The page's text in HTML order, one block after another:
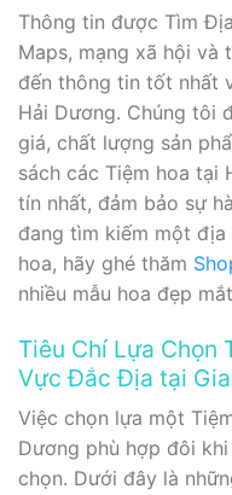
Thông tin được Tìm
Maps, mạng xã hội và
đến thông tin tốt nhất
Hải Dương. Chúng tôi
giá, chất lượng sản
sách các Tiệm hoa tại
tín nhất, đảm bảo sự
đang tìm kiếm một địa
hoa, hãy ghé thăm
nhiều mẫu hoa đẹp
Tiêu Chí Lựa Chọn
Vực Đắc Địa tại
Việc chọn lựa một
Dương phù hợp đôi
chọn. Dưới đây là